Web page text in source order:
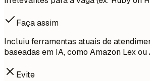
Faça assim
Incluiu ferramentas atuais de
baseadas em IA, como Amazon Lex ou
Evite